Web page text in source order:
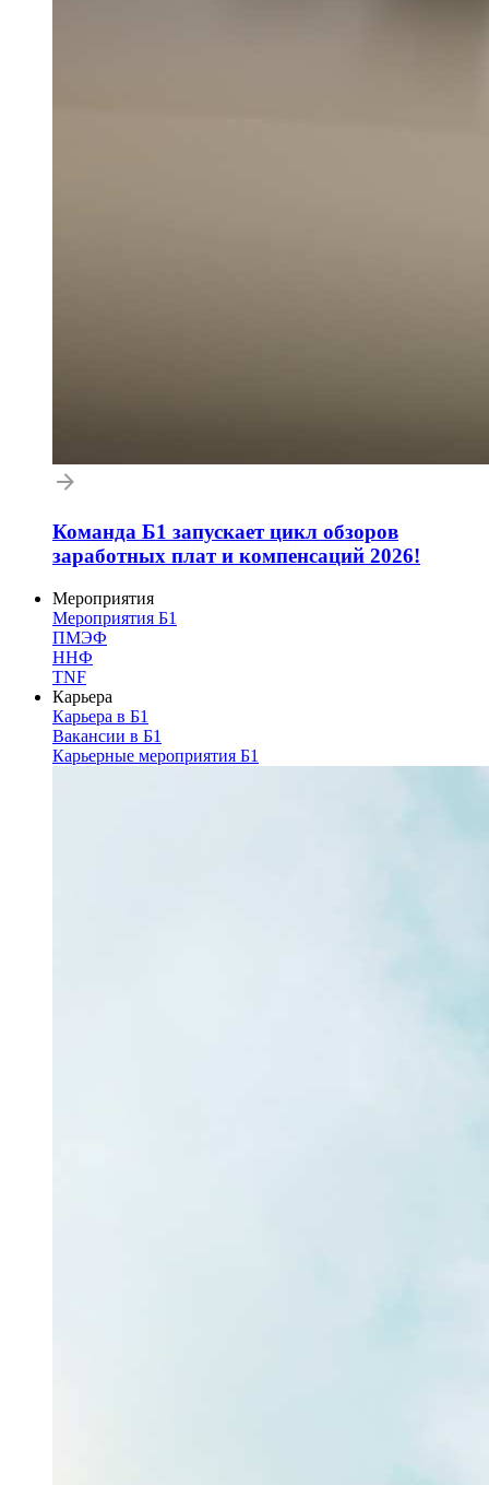
Команда Б1 запускает цикл обзоров
заработных плат и компенсаций 2026!
Мероприятия
Мероприятия Б1
ПМЭФ
ННФ
TNF
Карьера
Карьера в Б1
Вакансии в Б1
Карьерные мероприятия Б1